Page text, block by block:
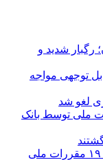
برای ۴ استان؛ رگبار شدید و
توجهی مواجه
لغو شد
واحد نهضت ملی توسط بانک
تمدید اجرای همزمان دو ویرایش مبحث ۱۹ مقررات ملی